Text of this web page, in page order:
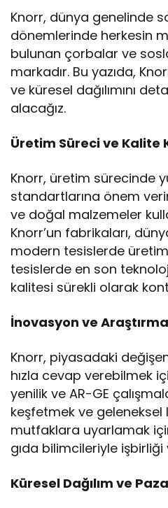
Knorr, dünya genelinde
dönemlerinde herkesin
bulunan çorbalar ve
markadır. Bu yazıda,
ve küresel dağılımını
alacağız.
Üretim Süreci ve Kalite
Knorr, üretim sürecinde
standartlarına önem
ve doğal malzemeler
Knorr’un fabrikaları,
modern tesislerde
tesislerde en son
kalitesi sürekli olarak
İnovasyon ve
Knorr, piyasadaki
hızla cevap verebilmek
yenilik ve AR-GE
keşfetmek ve
mutfaklara uyarlamak
gıda bilimcileriyle işbirliği
Küresel Dağılım ve